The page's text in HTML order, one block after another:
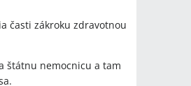
časti zákroku zdravotnou
štátnu nemocnicu a tam